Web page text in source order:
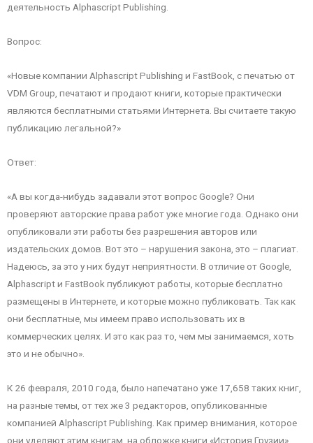
деятельность Alphascript Publishing.
Вопрос:
«Новые компании Alphascript Publishing и FastBook, с печатью от
VDM Group, печатают и продают книги, которые практически
являются бесплатными статьями Интернета. Вы считаете такую
публикацию легальной?»
Ответ:
«А вы когда-нибудь задавали этот вопрос Google? Они
проверяют авторские права работ уже многие года. Однако они
опубликовали эти работы без разрешения авторов или
издательских домов. Вот это – нарушения закона, это – плагиат.
Надеюсь, за это у них будут неприятности. В отличие от Google,
Alphascript и FastBook публикуют работы, которые бесплатно
размещены в Интернете, и которые можно публиковать. Так как
они бесплатные, мы имеем право использовать их в
коммерческих целях. И это как раз то, чем мы занимаемся, хоть
это и не обычно».
К 26 февраля, 2010 года, было напечатано уже 17,658 таких книг,
на разные темы, от тех же 3 редакторов, опубликованные
компанией Alphascript Publishing. Как пример внимания, которое
они уделяют этим книгам, на обложке книги «История Грузии»,